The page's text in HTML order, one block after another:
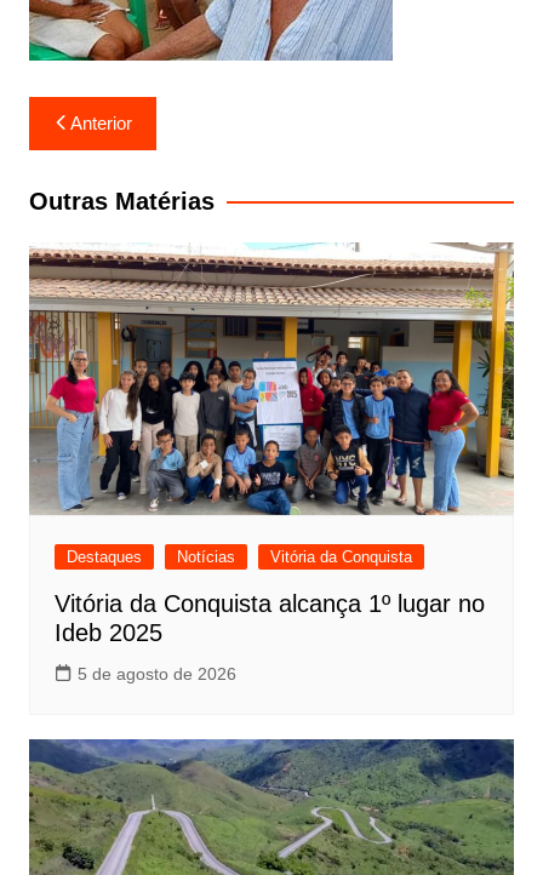
Navegação
de
Post
Anterior
Outras Matérias
Destaques Notícias Vitória da Conquista
Vitória da Conquista alcança 1º lugar no
Ideb 2025
5 de agosto de 2026